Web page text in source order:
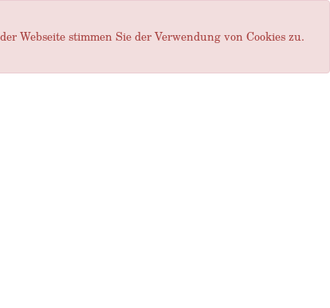
Webseite stimmen Sie der Verwendung von Cookies zu.